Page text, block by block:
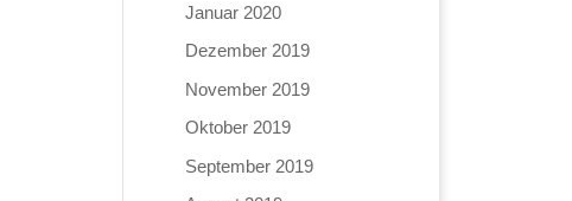
Januar 2020
Dezember 2019
November 2019
Oktober 2019
September 2019